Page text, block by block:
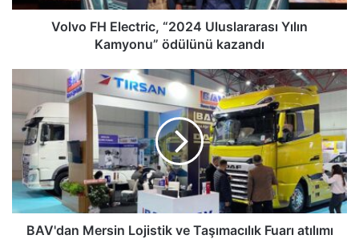
kazandı
Volvo FH Electric, “2024 Uluslararası Yılın
Kamyonu” ödülünü kazandı
Mersin
Lojistik
ve
Taşımacılık
Fuarı
atılımı
BAV'dan Mersin Lojistik ve Taşımacılık Fuarı atılımı